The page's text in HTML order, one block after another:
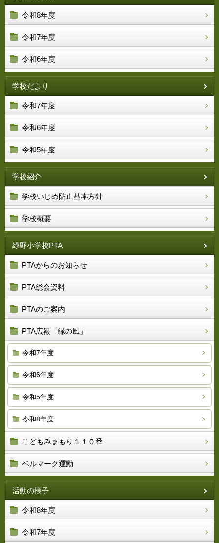
令和8年度
令和7年度
令和6年度
学校だより
令和7年度
令和6年度
令和5年度
学校紹介
学校いじめ防止基本方針
学校概要
緑野小学校PTA
PTAからのお知らせ
PTA総会資料
PTAのご案内
PTA広報「緑の風」
令和7年度
令和6年度
令和5年度
令和8年度
こどもみまもり１１０番
ベルマーク運動
活動の様子
令和8年度
令和7年度